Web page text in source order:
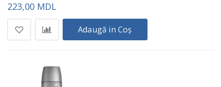
223,00 MDL
Adaugă in Coș